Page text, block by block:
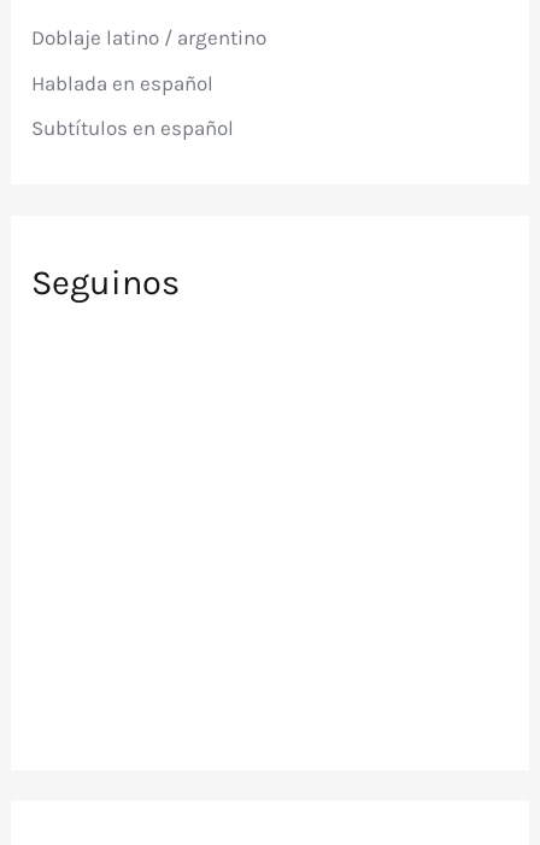
o
:
Doblaje latino / argentino
Hablada en español
Subtítulos en español
Seguinos